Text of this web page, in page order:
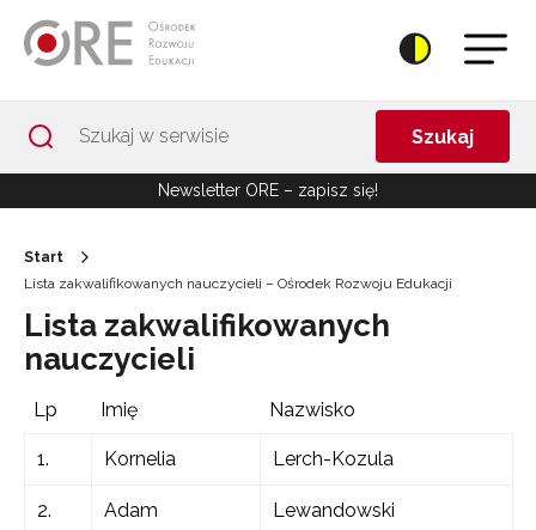
Szukaj
Newsletter ORE – zapisz się!
Start
Lista zakwalifikowanych nauczycieli – Ośrodek Rozwoju Edukacji
Lista zakwalifikowanych
nauczycieli
Lp Imię Nazwisko
1. Kornelia Lerch-Kozula
2. Adam Lewandowski